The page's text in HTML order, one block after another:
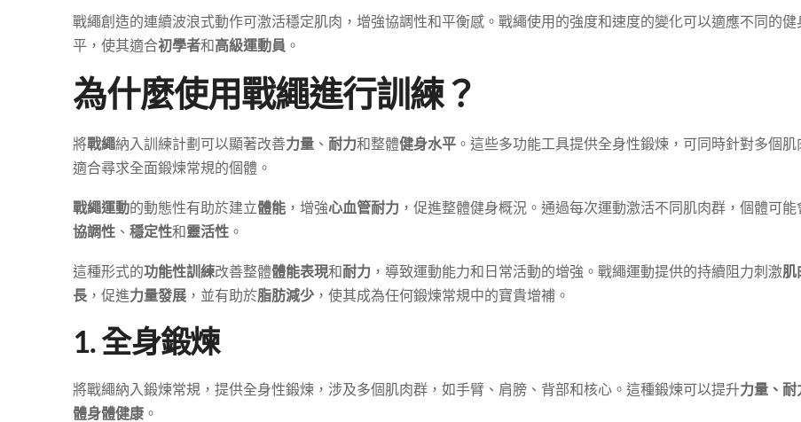
戰繩創造的連續波浪式動作可激活穩定肌肉，增強協調性和平衡感。戰繩使用的強度和速度的變化可以適應不同的健
平，使其適合初學者和高級運動員 。
為什麼使用戰繩進行訓練？
將戰繩納入訓練計劃可以顯著改善力量 、 耐力和整體健身水平 。這些多功能工具提供全身性鍛煉，可同時針對多個肌
適合尋求全面鍛煉常規的個體。
戰繩運動的動態性有助於建立體能 ，增強心血管耐力 ，促進整體健身概況。通過每次運動激活不同肌肉群，個體可能
協調性 、 穩定性和靈活性 。
這種形式的功能性訓練改善整體體能表現和耐力 ，導致運動能力和日常活動的增強。戰繩運動提供的持續阻力刺激肌
長 ，促進力量發展 ，並有助於脂肪減少 ，使其成為任何鍛煉常規中的寶貴增補。
1. 全身鍛煉
將戰繩納入鍛煉常規，提供全身性鍛煉，涉及多個肌肉群，如手臂、肩膀、背部和核心。這種鍛煉可以提升力量、耐
體身體健康 。